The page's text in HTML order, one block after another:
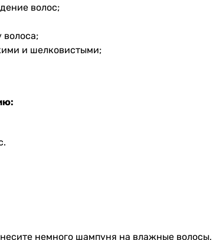
волос;
волоса;
и шелковистыми;
немного шампуня на влажные